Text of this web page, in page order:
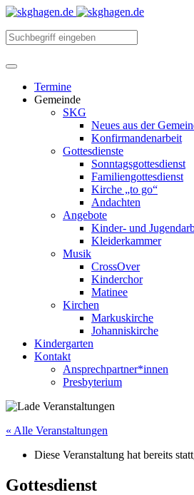
Termine
Gemeinde
SKG
Neues aus der
Konfirmandenarbeit
Gottesdienste
Sonntagsgottesdienst
Familiengottesdienst
Kirche „to go“
Andachten
Angebote
Kinder- und
Kleiderkammer
Musik
CrossOver
Kinderchor
Matinee
Kirchen
Markuskirche
Johanniskirche
Kindergarten
Kontakt
Ansprechpartner*innen
Presbyterium
« Alle Veranstaltungen
Diese Veranstaltung hat bereits
Gottesdienst